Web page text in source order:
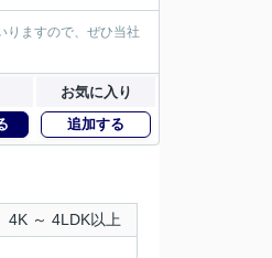
りますので、ぜひ当社
お気に入り
追加する
4K ～ 4LDK以上